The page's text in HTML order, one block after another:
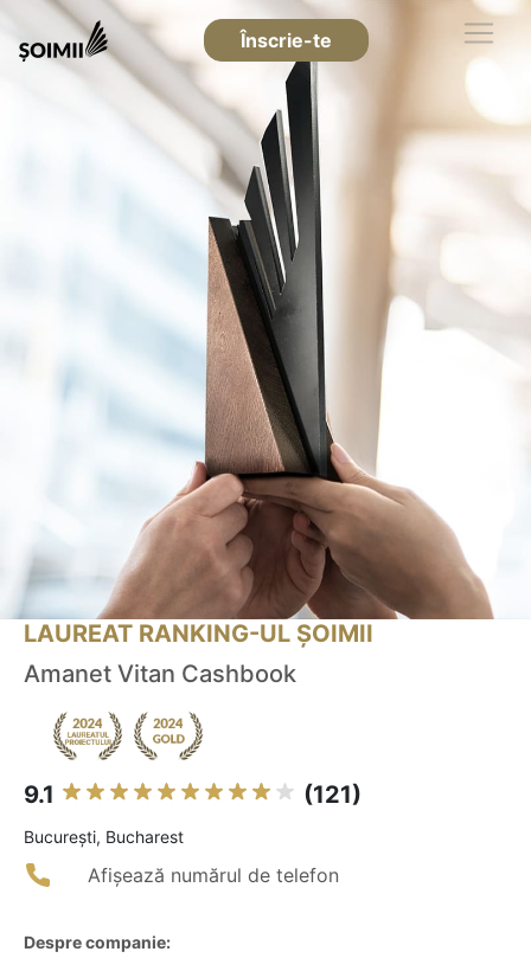
Înscrie-te
LAUREAT RANKING-UL ȘOIMII
Amanet Vitan Cashbook
9.1 (121)
Bucureşti, Bucharest
Afișează numărul de telefon
Despre companie: